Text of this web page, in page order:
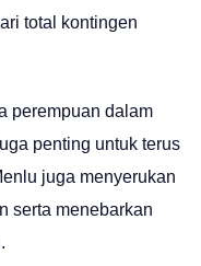
total kontingen
perempuan dalam
penting untuk terus
juga menyerukan
serta menebarkan